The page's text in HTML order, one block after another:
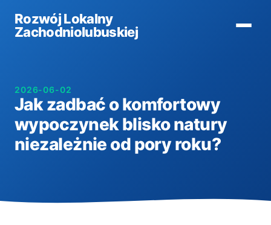
Rozwój Lokalny
Zachodniolubuskiej
2026-06-02
Jak zadbać o komfortowy
wypoczynek blisko natury
niezależnie od pory roku?